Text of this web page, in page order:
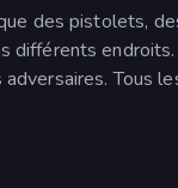
des pistolets,
Tous